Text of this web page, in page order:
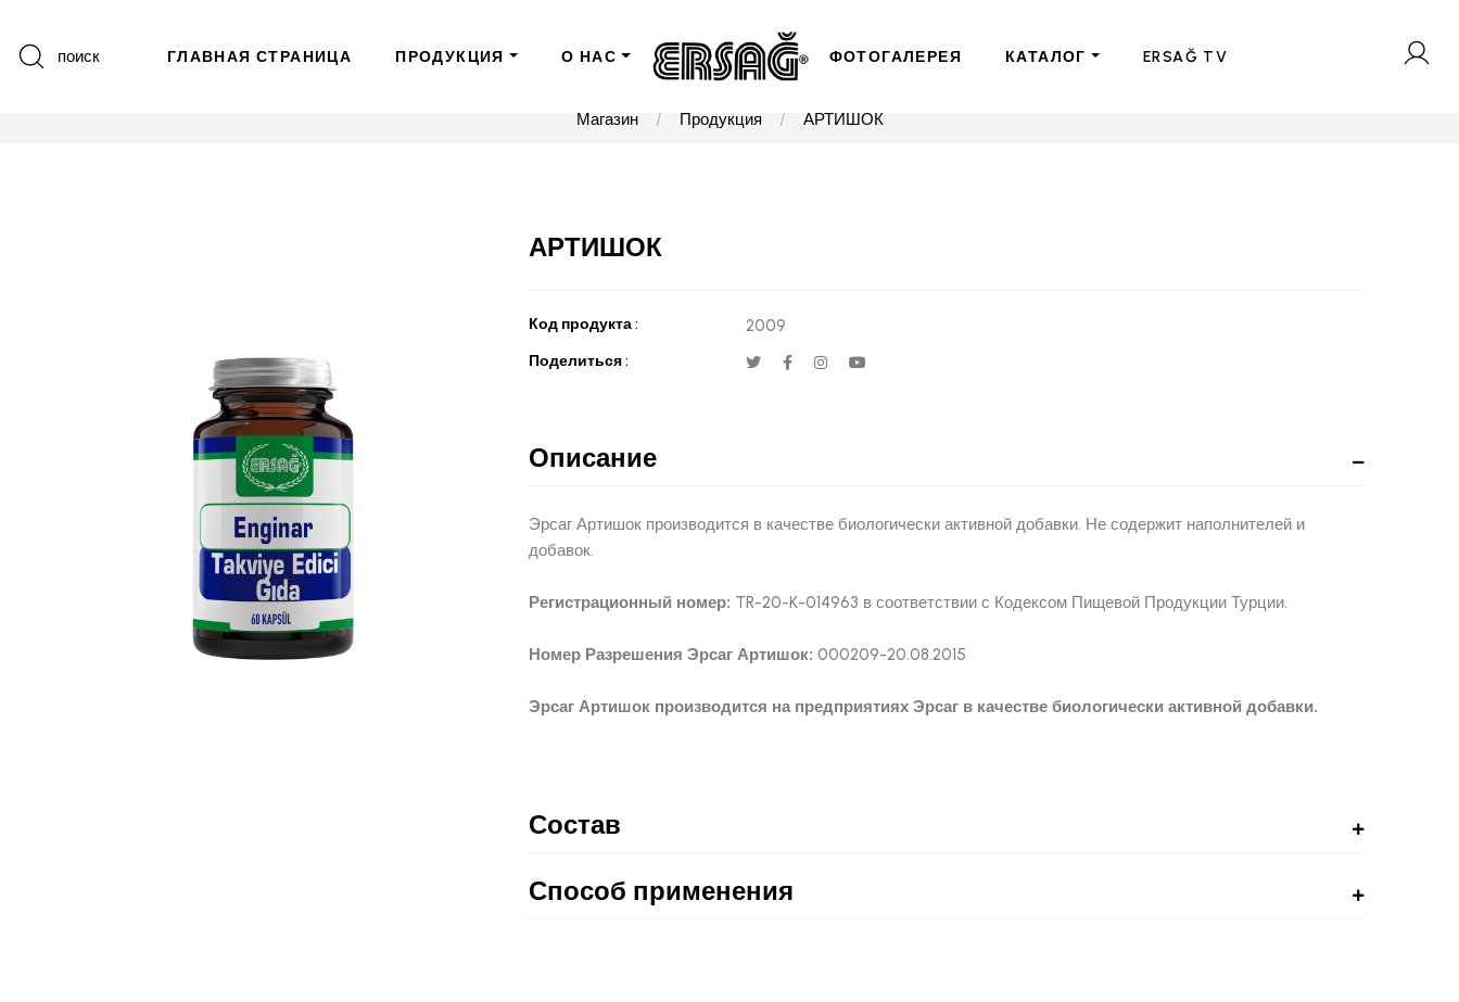
поиск ГЛАВНАЯ СТРАНИЦА ПРОДУКЦИЯ О НАС ФОТОГАЛЕРЕЯ КАТАЛОГ ERSAĞ TV
Магазин Продукция АРТИШОК
АРТИШОК
Код продукта : 2009
Поделиться :
Описание
Эрсаг Артишок производится в качестве биологически активной добавки. Не содержит наполнителей и
добавок.
Регистрационный номер: TR-20-K-014963 в соответствии с Кодексом Пищевой Продукции Турции.
Номер Разрешения Эрсаг Артишок: 000209-20.08.2015
Эрсаг Артишок производится на предприятиях Эрсаг в качестве биологически активной добавки.
Состав
Способ применения